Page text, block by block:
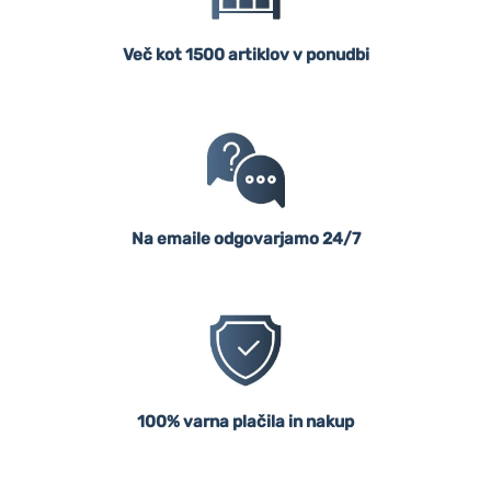
Več kot 1500 artiklov v ponudbi
Na emaile odgovarjamo 24/7
100% varna plačila in nakup